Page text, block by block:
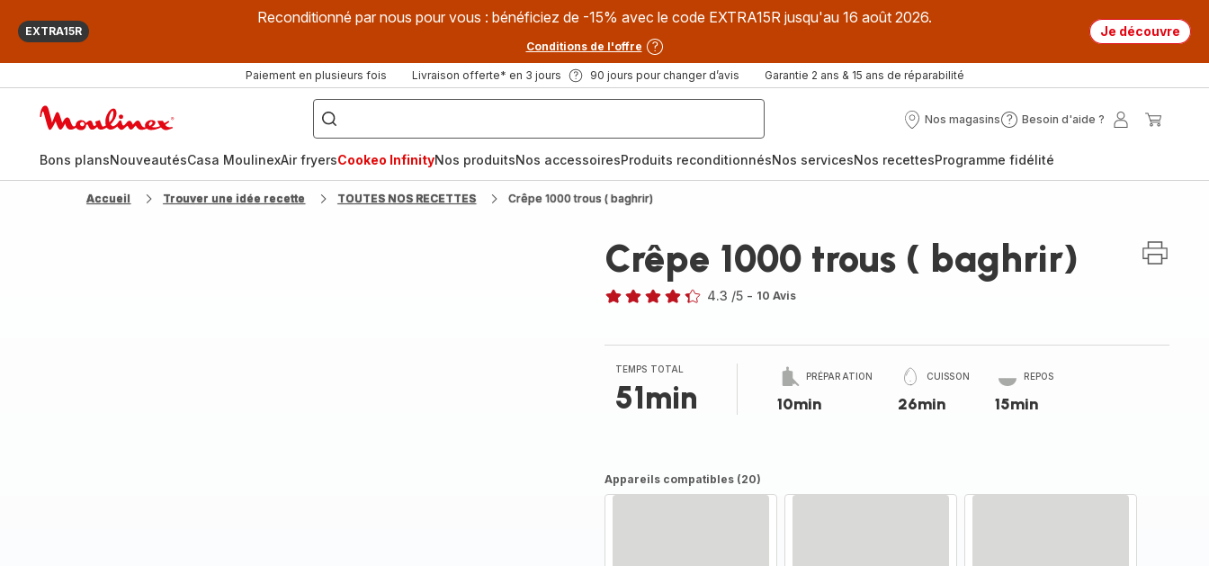
EXTRA15R
Reconditionné par nous pour vous : bénéficiez de -15% avec le code EXTRA15R jusqu'au 16 août 2026.
Conditions de l'offre
Je découvre
Paiement en plusieurs fois Livraison offerte* en 3 jours 90 jours pour changer d’avis Garantie 2 ans & 15 ans de réparabilité
["Que
recherchez-
vous
?",
fryer",
"Companion"]
Nos magasins
Nos
Besoin d'aide ?
Besoin
?
Mon
Bons plansNouveautésCasa MoulinexAir fryersCookeo InfinityNos produitsNos accessoiresProduits reconditionnésNos servicesNos recettesProgramme fidélité
Accueil Trouver une idée recette TOUTES NOS RECETTES Crêpe 1000 trous ( baghrir)
Crêpe 1000 trous ( baghrir)
4.3 /5 - 10 Avis
TEMPS TOTAL
51min
PRÉPARATION
10min
CUISSON
26min
REPOS
15min
Appareils compatibles (20)